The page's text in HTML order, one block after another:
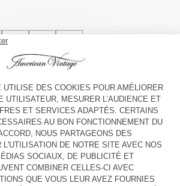
entre le mercredi 12 août et le vendredi 14
août
AJOUTER AU PANIER